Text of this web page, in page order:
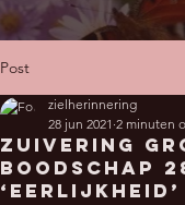
Post
ZUIVERING
BOODSCHAP
‘Eerlijkheid’
zielherinnering
28 jun 2021 2 minuten